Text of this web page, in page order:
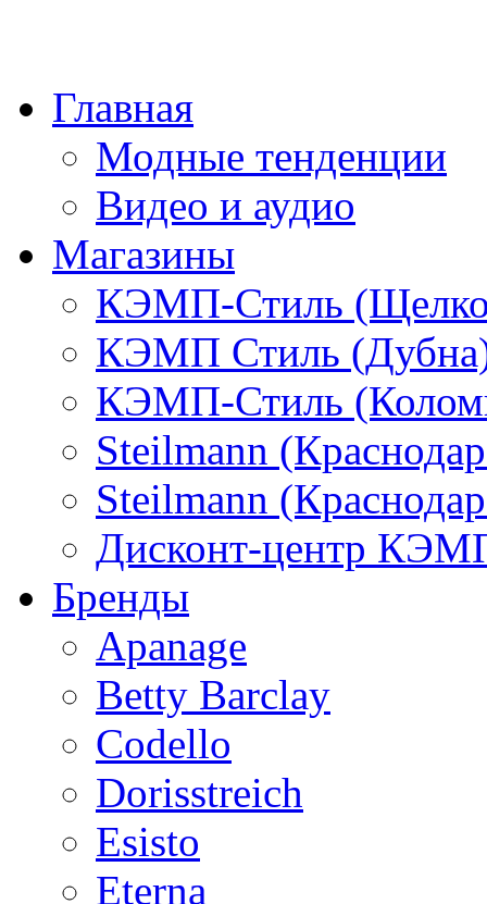
Главная
Модные тенденции
Видео и аудио
Магазины
КЭМП-Стиль
КЭМП Стиль
КЭМП-Стиль
Steilmann
Steilmann
Дисконт-центр
Бренды
Apanage
Betty Barclay
Codello
Dorisstreich
Esisto
Eterna